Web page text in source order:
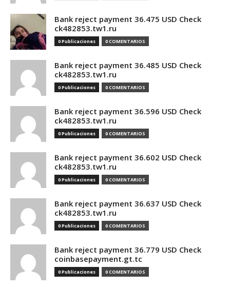
Bank reject payment 36.475 USD Check
ck482853.tw1.ru
0 Publicaciones 0 COMENTARIOS
Bank reject payment 36.485 USD Check
ck482853.tw1.ru
0 Publicaciones 0 COMENTARIOS
Bank reject payment 36.596 USD Check
ck482853.tw1.ru
0 Publicaciones 0 COMENTARIOS
Bank reject payment 36.602 USD Check
ck482853.tw1.ru
0 Publicaciones 0 COMENTARIOS
Bank reject payment 36.637 USD Check
ck482853.tw1.ru
0 Publicaciones 0 COMENTARIOS
Bank reject payment 36.779 USD Check
coinbasepayment.gt.tc
0 Publicaciones 0 COMENTARIOS